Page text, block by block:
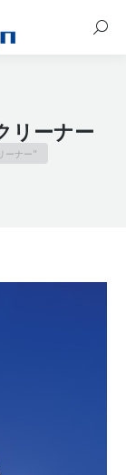
リーナー
ーナー"